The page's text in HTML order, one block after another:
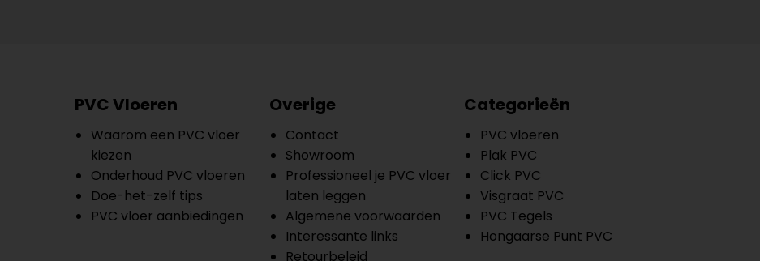
PVC Vloeren
Waarom een PVC vloer
kiezen
Onderhoud PVC vloeren
Doe-het-zelf tips
PVC vloer aanbiedingen
Overige
Contact
Showroom
Professioneel je PVC vloer
laten leggen
Algemene voorwaarden
Interessante links
Retourbeleid
Categorieën
PVC vloeren
Plak PVC
Click PVC
Visgraat PVC
PVC Tegels
Hongaarse Punt PVC